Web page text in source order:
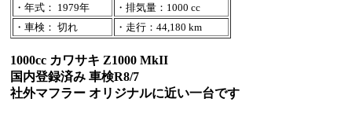
・年式： 1979年
・排気量：1000 cc
・車検： 切れ
・走行：44,180 km
1000cc カワサキ Z1000 MkII
国内登録済み 車検R8/7
社外マフラー オリジナルに近い一台です